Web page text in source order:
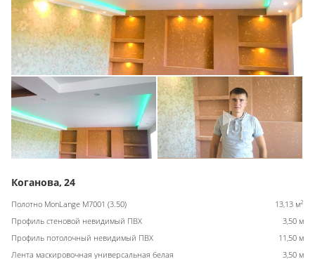
Коганова, 24
Полотно MonLange M7001 (3.50) 13,13 м2
Профиль стеновой невидимый ПВХ
3,50 м
Профиль потолочный невидимый ПВХ
11,50 м
Лента маскировочная универсальная белая
3,50 м